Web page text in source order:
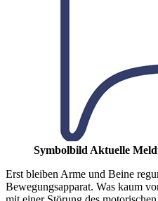
Symbolbild Aktuelle
Erst bleiben Arme und Beine
Bewegungsapparat. Was kaum